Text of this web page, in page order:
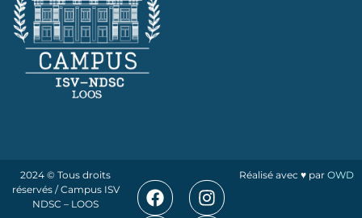
2024 © Tous droits
réservés / Campus ISV
NDSC – LOOS
Réalisé avec ♥ par OWD